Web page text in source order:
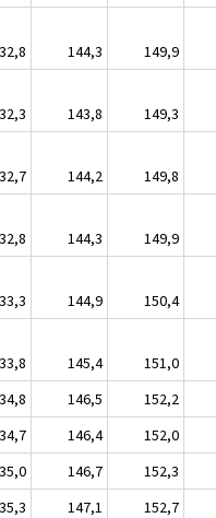
144,3 149,9
143,8 149,3
144,2 149,8
144,3 149,9
144,9 150,4
145,4 151,0
146,5 152,2
146,4 152,0
146,7 152,3
147,1 152,7